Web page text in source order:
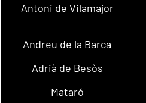
Antoni de Vilamajor
Andreu de la Barca
Adrià de Besòs
Mataró